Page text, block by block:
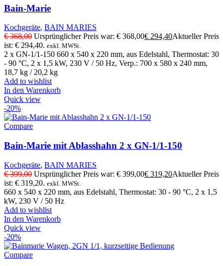
Bain-Marie
Kochgeräte, BAIN MARIES
€368,00 Ursprünglicher Preis war: € 368,00€ 294,40Aktueller Preis
ist: € 294,40. exkl. MWSt.
2 x GN-1/1-150 660 x 540 x 220 mm, aus Edelstahl, Thermostat: 30
- 90 °C, 2 x 1,5 kW, 230 V / 50 Hz, Verp.: 700 x 580 x 240 mm,
18,7 kg / 20,2 kg
Add to wishlist
In den Warenkorb
Quick view
-20%
Compare
Bain-Marie mit Ablasshahn 2 x GN-1/1-150
Kochgeräte, BAIN MARIES
€399,00 Ursprünglicher Preis war: € 399,00€ 319,20Aktueller Preis
ist: € 319,20. exkl. MWSt.
660 x 540 x 220 mm, aus Edelstahl, Thermostat: 30 - 90 °C, 2 x 1,5
kW, 230 V / 50 Hz
Add to wishlist
In den Warenkorb
Quick view
-20%
Compare